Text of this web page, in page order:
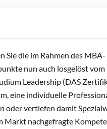
Sie die im Rahmen des MBA-
nun auch losgelöst
Leadership (DAS
eine individuelle
oder vertiefen damit
nachgefragte